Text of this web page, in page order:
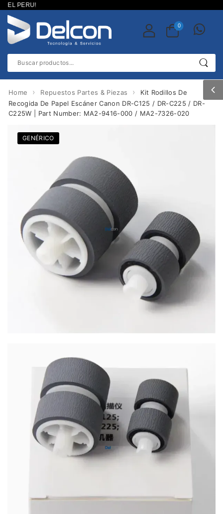
PERU!
0
Home › Repuestos Partes & Piezas ›
Kit Rodillos De
Recogida De Papel Escáner Canon DR-C125 / DR-C225 / DR-
C225W | Part Number: MA2-9416-000 / MA2-7326-020
GENÉRICO